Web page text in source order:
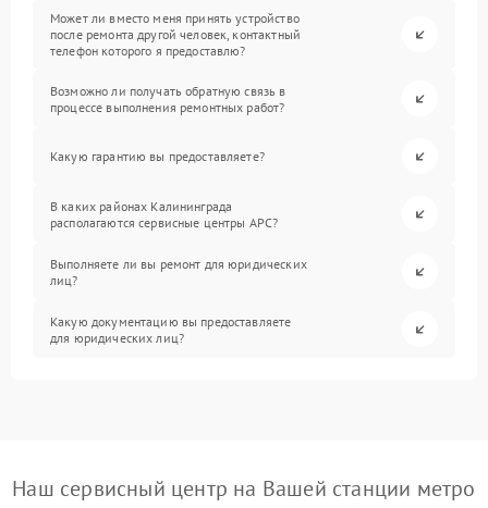
Может ли вместо меня принять устройство
после ремонта другой человек, контактный
телефон которого я предоставлю?
Возможно ли получать обратную связь в
процессе выполнения ремонтных работ?
Какую гарантию вы предоставляете?
В каких районах Калининграда
располагаются сервисные центры APC?
Выполняете ли вы ремонт для юридических
лиц?
Какую документацию вы предоставляете
для юридических лиц?
Наш сервисный центр на Вашей станции метро